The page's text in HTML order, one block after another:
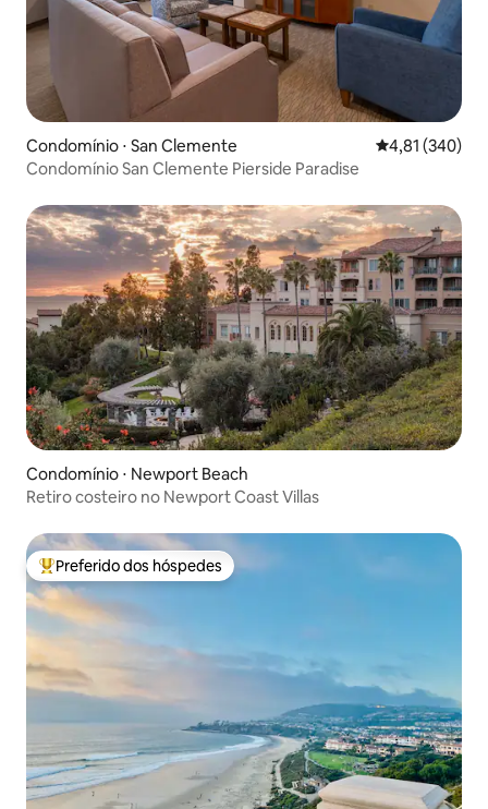
Condomínio ⋅ San Clemente 4,81 de uma
4,81 (340)
Condomínio San Clemente Pierside Paradise
Condomínio ⋅ Newport Beach
Retiro costeiro no Newport Coast Villas
Entre os melhores preferidos dos hóspedes
Preferido dos hóspedes